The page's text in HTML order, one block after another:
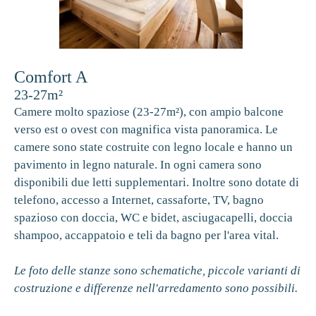
Comfort A
23-27m²
Camere molto spaziose (23-27m²), con ampio balcone
verso est o ovest con magnifica vista panoramica. Le
camere sono state costruite con legno locale e hanno un
pavimento in legno naturale. In ogni camera sono
disponibili due letti supplementari. Inoltre sono dotate di
telefono, accesso a Internet, cassaforte, TV, bagno
spazioso con doccia, WC e bidet, asciugacapelli, doccia
shampoo, accappatoio e teli da bagno per l'area vital.
Le foto delle stanze sono schematiche, piccole varianti di
costruzione e differenze nell'arredamento sono possibili.